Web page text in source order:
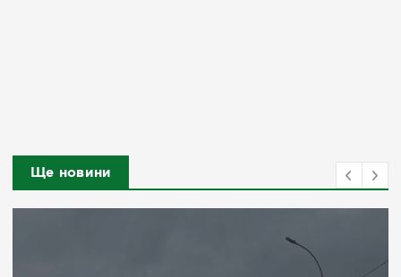
Ще новини